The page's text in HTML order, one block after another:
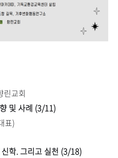
린교회
및 사례 (3/11)
표)
학. 그리고 실천 (3/18)